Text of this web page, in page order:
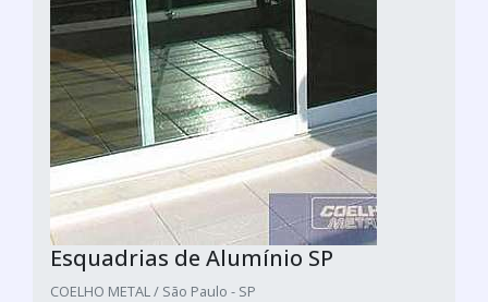
Esquadrias de Alumínio SP
COELHO METAL / São Paulo - SP